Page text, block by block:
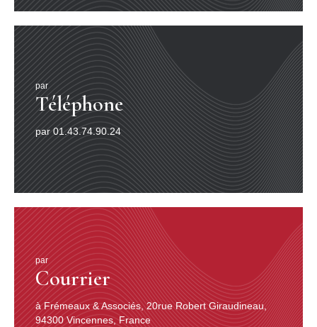
par
Téléphone
par 01.43.74.90.24
par
Courrier
à Frémeaux & Associés, 20rue Robert Giraudineau,
94300 Vincennes, France